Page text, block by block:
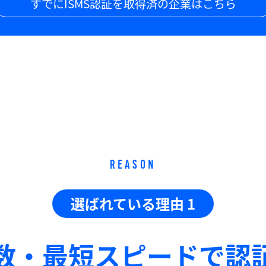
REASON
選ばれている理由 1
・最短スピードで認